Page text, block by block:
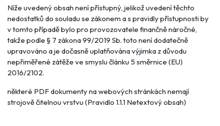
Níže uvedený obsah není přístupný, jelikož uvedení těchto
nedostatků do souladu se zákonem a s pravidly přístupnosti by
v tomto případě bylo pro provozovatele finančně náročné,
takže podle § 7 zákona 99/2019 Sb. toto není dodatečně
upravováno a je dočasně uplatňována výjimka z důvodu
nepřiměřené zátěže ve smyslu článku 5 směrnice (EU)
2016/2102.
některé PDF dokumenty na webových stránkách nemají
strojově čitelnou vrstvu (Pravidlo 1.1.1 Netextový obsah)